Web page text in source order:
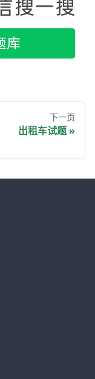
下一页
出租车试题